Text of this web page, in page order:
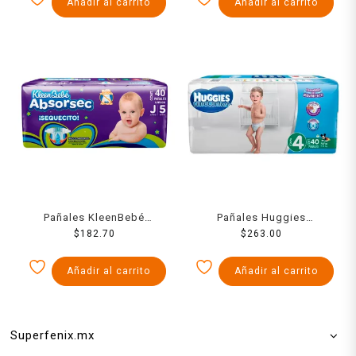
Añadir al carrito Añadir al carrito
Pañales KleenBebé
Absorsec etapa 5 talla
$182.70
Añadir al carrito
Pañales Huggies
UltraConfort etapa 4 niño
$263.00
Añadir al carrito
Superfenix.mx